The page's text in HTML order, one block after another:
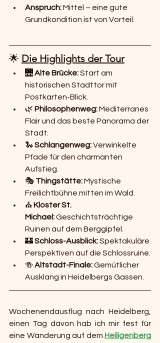
Anspruch: Mittel – eine gute
Grundkondition ist von Vorteil.
🌟 Die Highlights der Tour
🌉 Alte Brücke: Start am
historischen Stadttor mit
Postkarten-Blick.
🌿 Philosophenweg: Mediterranes
Flair und das beste Panorama der
Stadt.
🐍 Schlangenweg: Verwinkelte
Pfade für den charmanten
Aufstieg.
🎭 Thingstätte: Mystische
Freilichtbühne mitten im Wald.
⛪ Kloster St.
Michael: Geschichtsträchtige
Ruinen auf dem Berggipfel.
🏰 Schloss-Ausblick: Spektakuläre
Perspektiven auf die Schlossruine.
🍻 Altstadt-Finale: Gemütlicher
Ausklang in Heidelbergs Gassen.
Wochenendausflug nach Heidelberg,
einen Tag davon hab ich mir fest für
eine Wanderung auf dem Heiligenberg